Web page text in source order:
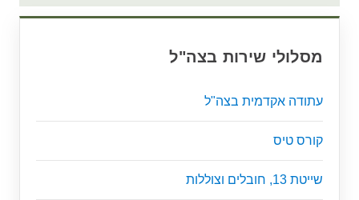
מסלולי שירות בצה"ל
עתודה אקדמית בצה"ל
קורס טיס
שייטת 13, חובלים וצוללות